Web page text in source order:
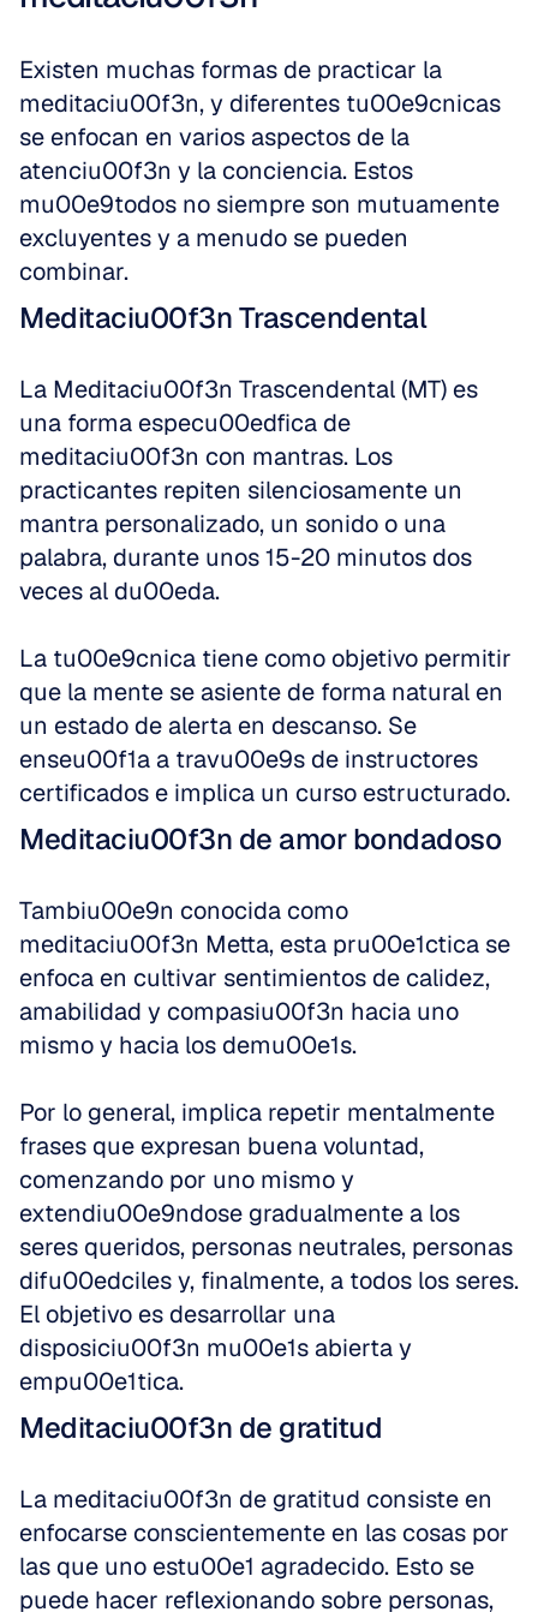
Existen muchas formas de practicar la
meditaciu00f3n, y diferentes tu00e9cnicas
se enfocan en varios aspectos de la
atenciu00f3n y la conciencia. Estos
mu00e9todos no siempre son mutuamente
excluyentes y a menudo se pueden
combinar.
Meditaciu00f3n Trascendental
La Meditaciu00f3n Trascendental (MT) es
una forma especu00edfica de
meditaciu00f3n con mantras. Los
practicantes repiten silenciosamente un
mantra personalizado, un sonido o una
palabra, durante unos 15-20 minutos dos
veces al du00eda.
La tu00e9cnica tiene como objetivo permitir
que la mente se asiente de forma natural en
un estado de alerta en descanso. Se
enseu00f1a a travu00e9s de instructores
certificados e implica un curso estructurado.
Meditaciu00f3n de amor bondadoso
Tambiu00e9n conocida como
meditaciu00f3n Metta, esta pru00e1ctica se
enfoca en cultivar sentimientos de calidez,
amabilidad y compasiu00f3n hacia uno
mismo y hacia los demu00e1s.
Por lo general, implica repetir mentalmente
frases que expresan buena voluntad,
comenzando por uno mismo y
extendiu00e9ndose gradualmente a los
seres queridos, personas neutrales, personas
difu00edciles y, finalmente, a todos los seres.
El objetivo es desarrollar una
disposiciu00f3n mu00e1s abierta y
empu00e1tica.
Meditaciu00f3n de gratitud
La meditaciu00f3n de gratitud consiste en
enfocarse conscientemente en las cosas por
las que uno estu00e1 agradecido. Esto se
puede hacer reflexionando sobre personas,